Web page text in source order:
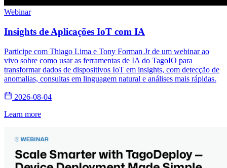
Webinar
Insights de Aplicações IoT com IA
Participe com Thiago Lima e Tony Forman Jr de um webinar ao
vivo sobre como usar as ferramentas de IA do TagoIO para
transformar dados de dispositivos IoT em insights, com detecção de
anomalias, consultas em linguagem natural e análises mais rápidas.
2026-08-04
Learn more